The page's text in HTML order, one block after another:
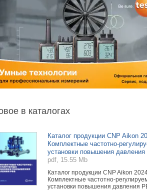
в каталогах
Каталог продукции CNP Aikon
Комплектные частотно-
установки повышения давления
pdf, 15.55 Mb
Каталог продукции CNP Aikon
Комплектные частотно-
установки повышения давления